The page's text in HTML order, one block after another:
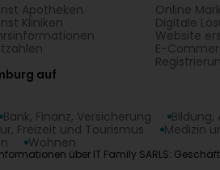
Apotheken
Kliniken
Online
Digitale
Website
E-
auf
Bank, Finanz, Versicherung
Freizeit und Tourismus Medizin
Wohnen
über IT Family SARLS: